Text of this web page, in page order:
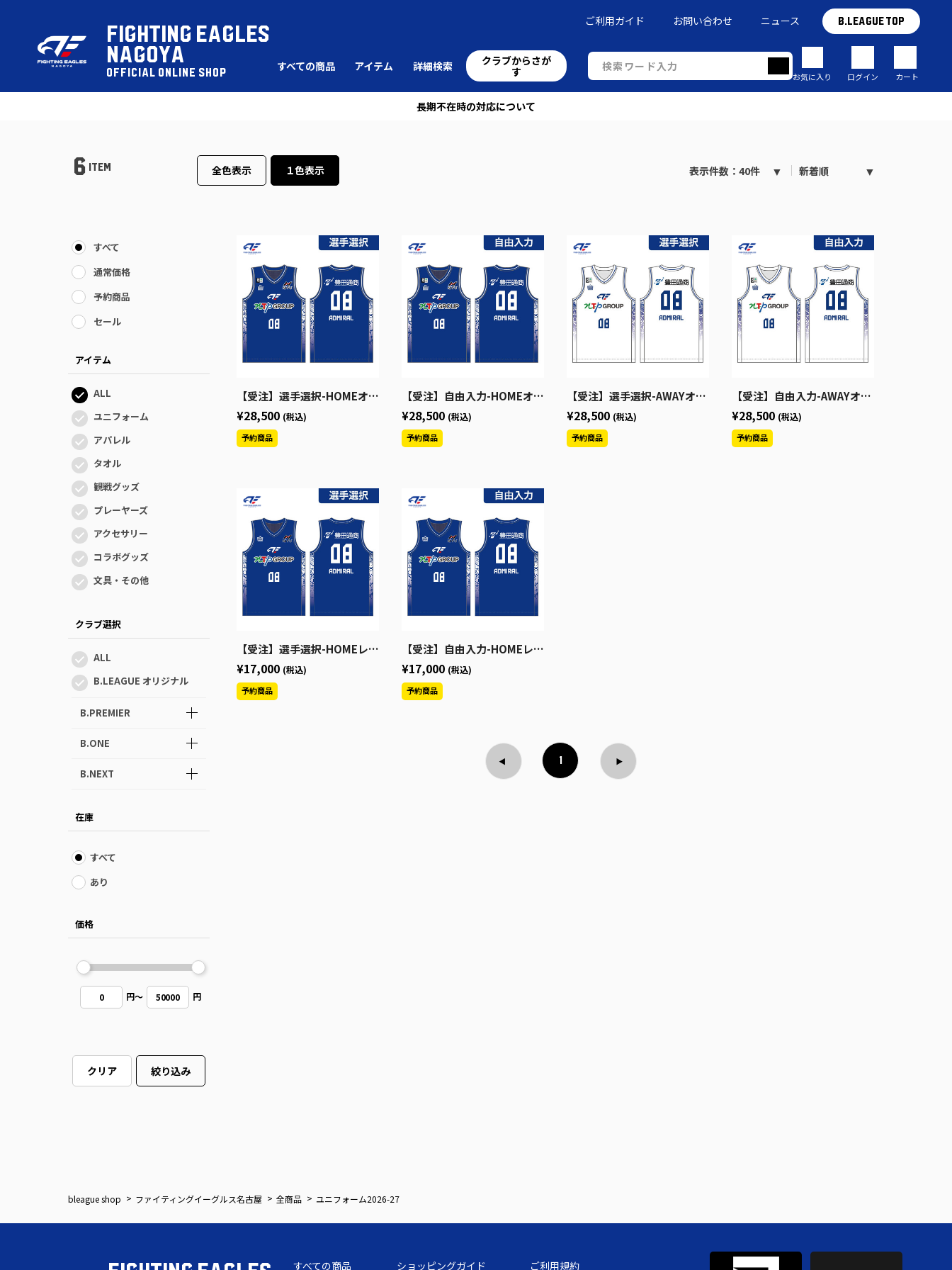
FIGHTING EAGLES
NAGOYA
OFFICIAL ONLINE SHOP すべての商品 アイテム 詳細検索
クラブからさが
す
ご利用ガイド お問い合わせ ニュース B.LEAGUE TOP
お気に入り ログイン カート
長期不在時の対応について
6 ITEM 全色表示 １色表示 表示件数：40件 新着順
すべて
通常価格
予約商品
セール
アイテム
ALL
ユニフォーム
アパレル
タオル
観戦グッズ
プレーヤーズ
アクセサリー
コラボグッズ
文具・その他
クラブ選択
ALL
B.LEAGUE オリジナル
B.PREMIER
B.ONE
B.NEXT
在庫
すべて
あり
価格
0 円～ 50000 円
クリア 絞り込み
【受注】選手選択-HOMEオーセンティックユニフォーム2026-27（S～3XL）
¥28,500 (税込)
【受注】自由入力-HOMEオーセンティックユニフォーム2026-27（S～3XL）
¥28,500 (税込)
【受注】選手選択-AWAYオーセンティックユニフォーム2026-27（S～3XL）
¥28,500 (税込)
【受注】自由入力-AWAYオーセンティックユニフォーム2026-27（S～3XL）
¥28,500 (税込)
【受注】選手選択-HOMEレプリカユニフォーム2026-27（S～3XL）【Bリーグワッペンなし】
¥17,000 (税込)
【受注】自由入力-HOMEレプリカユニフォーム2026-27（S～3XL）【Bリーグワッペンなし】
¥17,000 (税込)
1
bleague shop ファイティングイーグルス名古屋 全商品 ユニフォーム2026-27
すべての商品 ショッピングガイド ご利用規約